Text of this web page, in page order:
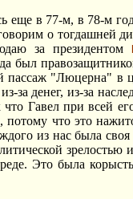
в 77-м, в 78-м
о тогдашней
за президентом
был
"Люцерна" в
за денег, из-за
Гавел при всей
что это
из нас была
Это была